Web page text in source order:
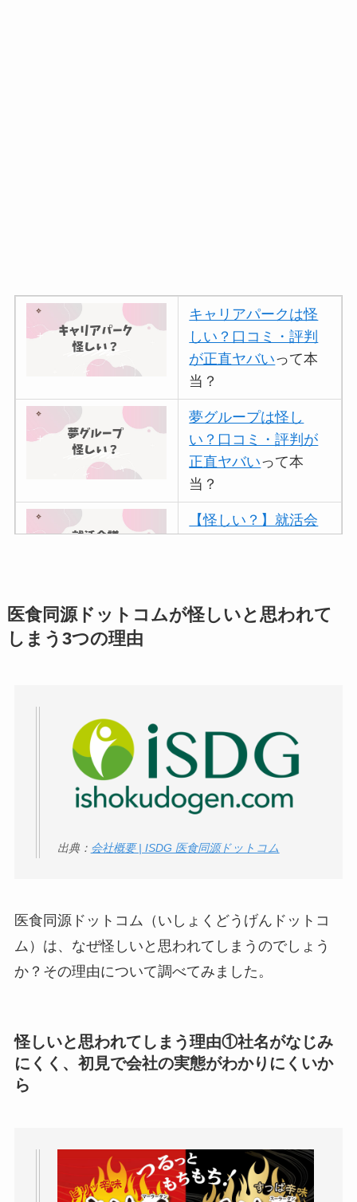
キャリアパークは怪
しい？口コミ・評判
が正直ヤバいって本
当？
夢グループは怪し
い？口コミ・評判が
正直ヤバいって本
当？
【怪しい？】就活会
アトムクリニックは
ータバンクの口コ
ミ・評判は実際ど
う？
【怪しい？】セルプ
ロモート株式会社の
【怪しい？】TikTok
Liteの口コミ・評判 は
実際どう？
ョンは怪しい？口コ
ミ・評価が正直ヤバ
判
は実際どう？
医食同源ドットコムが怪しいと思われて
しまう3つの理由
出典： 会社概要 | ISDG 医食同源ドットコム
医食同源ドットコム（いしょくどうげんドットコ
ム）は、なぜ怪しいと思われてしまうのでしょう
か？その理由について調べてみました。
怪しいと思われてしまう理由①社名がなじみ
にくく、初見で会社の実態がわかりにくいか
ら